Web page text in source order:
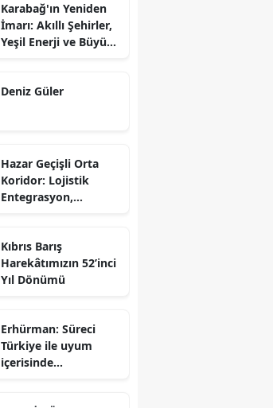
Karabağ'ın Yeniden
İmarı: Akıllı Şehirler,
Yeşil Enerji ve Büyük
Sürdürülebilir
Deniz Güler
Hazar Geçişli Orta
Koridor: Lojistik
Entegrasyon,
Karşısında Rekabet
Gücü
Kıbrıs Barış
Harekâtımızın 52’inci
Yıl Dönümü
Erhürman: Süreci
Türkiye ile uyum
içerisinde